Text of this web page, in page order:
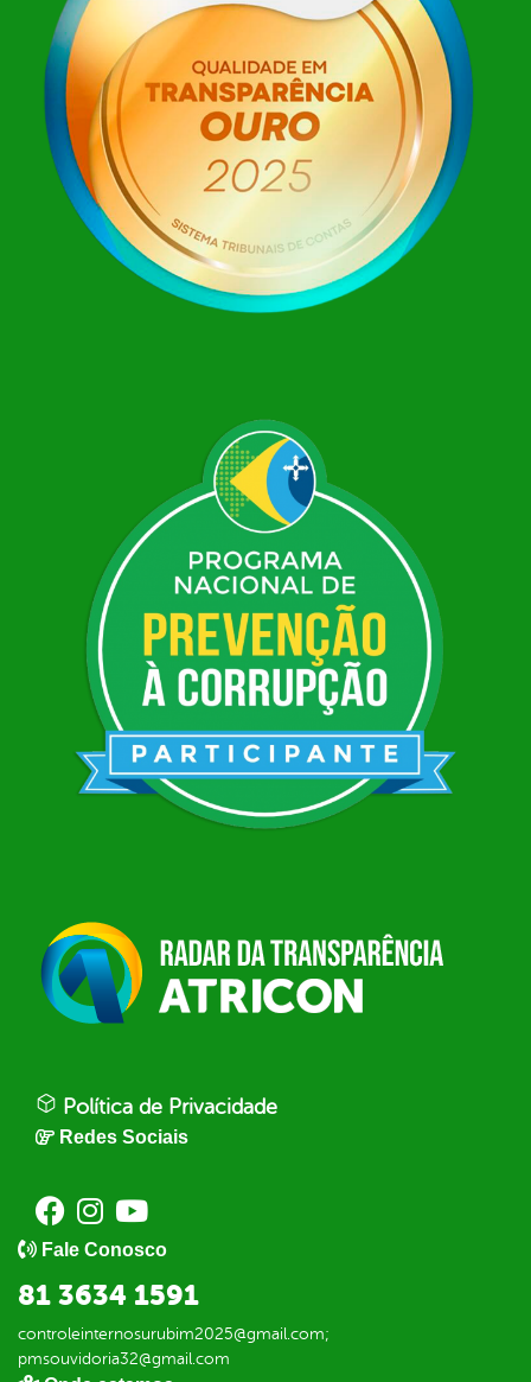
Política de Privacidade
Redes Sociais
Fale Conosco
81 3634 1591
controleinternosurubim2025@gmail.com;
pmsouvidoria32@gmail.com